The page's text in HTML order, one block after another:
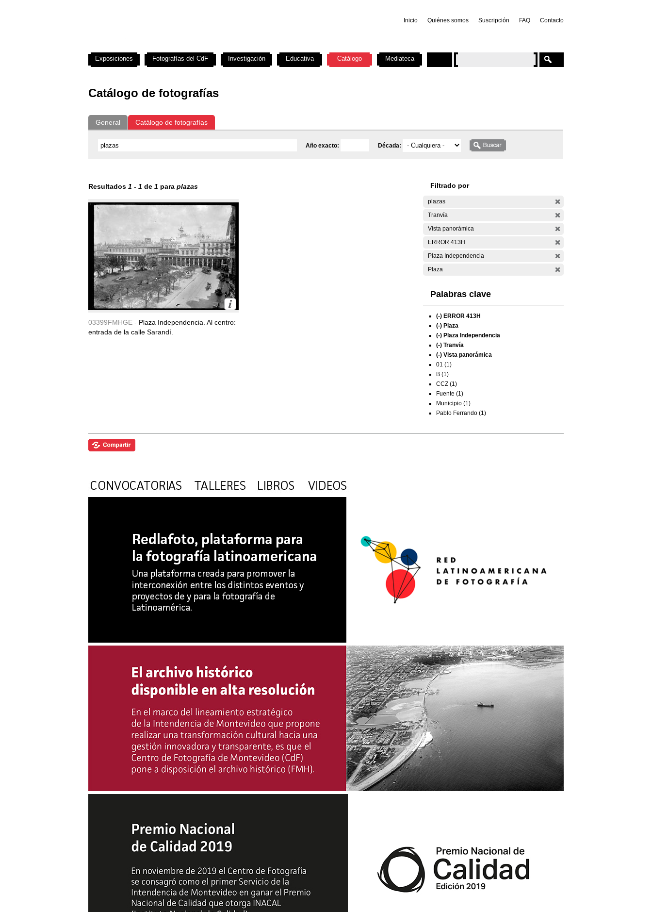
Inicio Quiénes somos Suscripción FAQ Contacto
Catálogo de fotografías
General Catálogo de fotografías
Año exacto: Década:
Resultados 1 - 1 de 1 para plazas
03399FMHGE - Plaza Independencia. Al centro:
entrada de la calle Sarandí.
Filtrado por
plazas
Tranvía
Vista panorámica
ERROR 413H
Plaza Independencia
Plaza
Palabras clave
(-) ERROR 413H
(-) Plaza
(-) Plaza Independencia
(-) Tranvía
(-) Vista panorámica
01 (1)
B (1)
CCZ (1)
Fuente (1)
Municipio (1)
Pablo Ferrando (1)
Exposiciones Fotografías del CdF Investigación Educativa Catálogo Mediateca